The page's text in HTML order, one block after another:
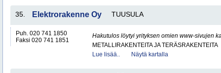
35. Elektrorakenne Oy TUUSULA
Puh. 020 741 1850
Faksi 020 741 1851
Hakutulos löytyi yrityksen omien www-sivujen
METALLIRAKENTEITA JA TERÄSRAKENTEITA
Lue lisää..
Näytä kartalla